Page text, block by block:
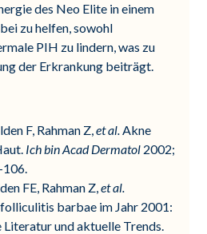
des Neo Elite in einem
zu helfen, sowohl
PIH zu lindern, was zu
der Erkrankung beiträgt.
F, Rahman Z,et al.Akne
Ich bin Acad Dermatol 2002;
106.
FE, Rahman Z,et al.
barbae im Jahr 2001:
und aktuelle Trends.